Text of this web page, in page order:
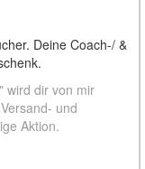
Deine Coach-/ &
wird dir von mir
und
Aktion.